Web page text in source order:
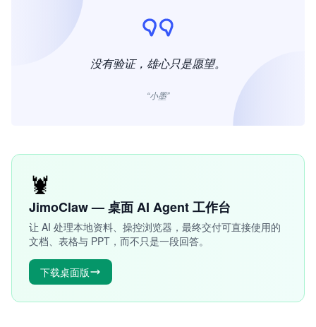
没有验证，雄心只是愿望。
“小墨”
🦞
JimoClaw — 桌面 AI Agent 工作台
让 AI 处理本地资料、操控浏览器，最终交付可直接使用的
文档、表格与 PPT，而不只是一段回答。
下载桌面版